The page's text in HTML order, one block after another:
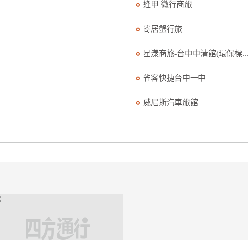
逢甲 微行商旅
寄居蟹行旅
星漾商旅-台中中清館(環保標...
雀客快捷台中一中
威尼斯汽車旅館